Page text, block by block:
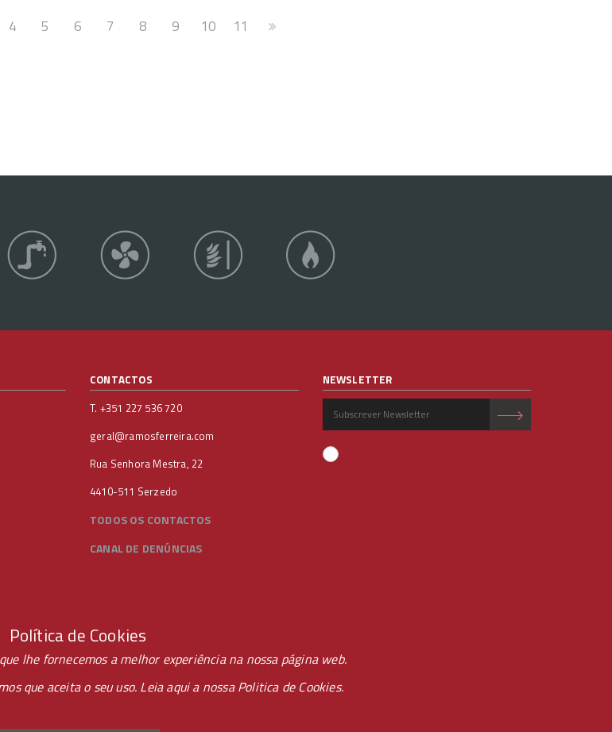
Política de Cookies
lhe fornecemos a melhor experiência na nossa página web.
que aceita o seu uso. Leia aqui a nossaPolitica de Cookies.
4 5 6 7 8 9 10 11
CONTACTOS
T. +351 227 536 720
geral@ramosferreira.com
Rua Senhora Mestra, 22
4410-511 Serzedo
TODOS OS CONTACTOS
CANAL DE DENÚNCIAS
NEWSLETTER